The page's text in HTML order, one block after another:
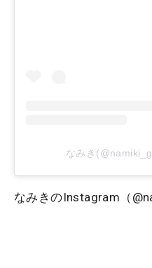
なみき
なみきのInstagram（